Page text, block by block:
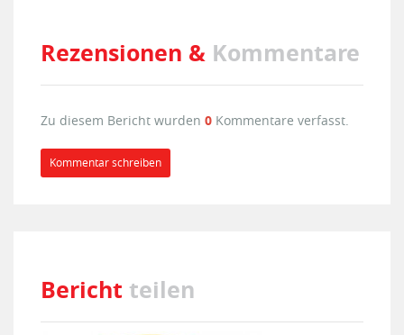
Rezensionen & Kommentare
Zu diesem Bericht wurden 0 Kommentare verfasst.
Kommentar schreiben
Bericht teilen